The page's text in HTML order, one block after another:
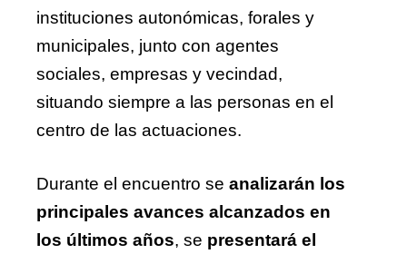
instituciones autonómicas, forales y
municipales, junto con agentes
sociales, empresas y vecindad,
situando siempre a las personas en el
centro de las actuaciones.
Durante el encuentro se analizarán los
principales avances alcanzados en
los últimos años, se presentará el